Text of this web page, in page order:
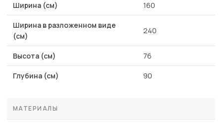
Ширина (см) 160
Ширина в разложенном виде
(см)
240
Высота (см) 76
Глубина (см) 90
МАТЕРИАЛЫ